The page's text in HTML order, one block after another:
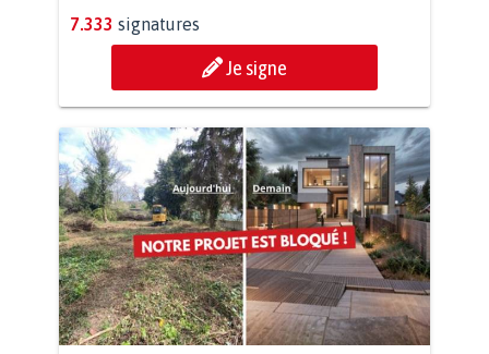
7.333 signatures
Je signe